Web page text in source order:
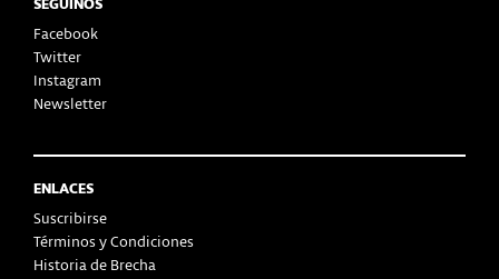
Facebook
Twitter
Instagram
Newsletter
ENLACES
Suscribirse
Términos y Condiciones
Historia de Brecha